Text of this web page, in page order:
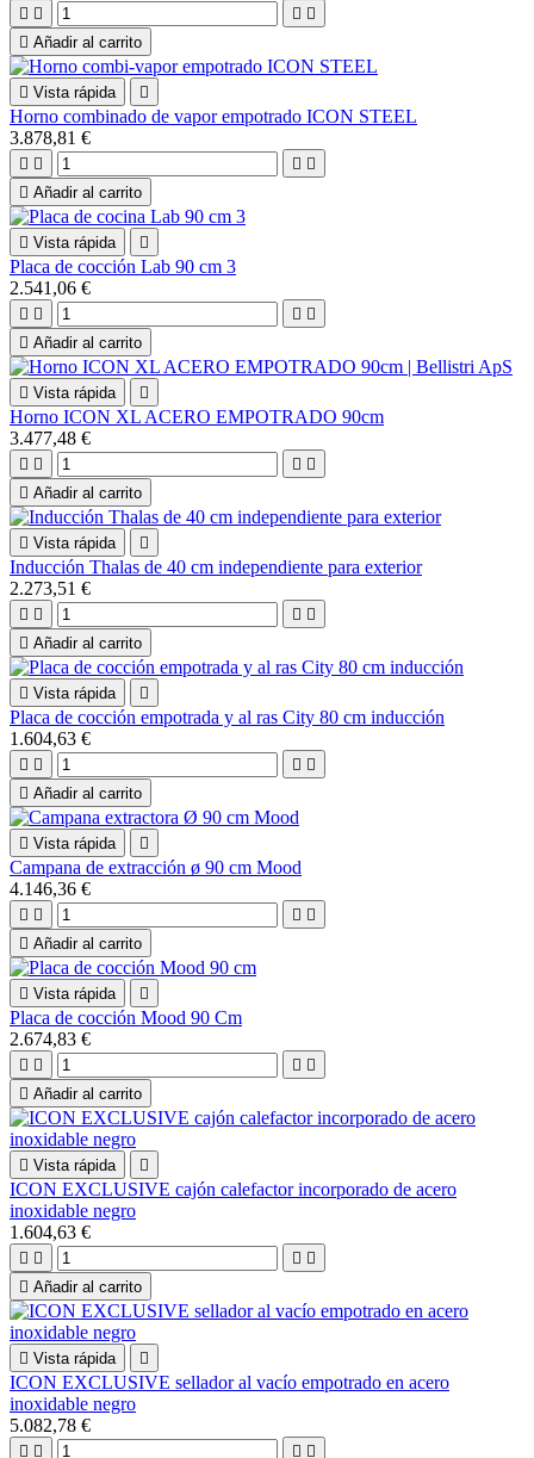
   
 Añadir al carrito
 Vista rápida 
Horno combinado de vapor empotrado ICON STEEL
3.878,81 €
   
 Añadir al carrito
 Vista rápida 
Placa de cocción Lab 90 cm 3
2.541,06 €
   
 Añadir al carrito
 Vista rápida 
Horno ICON XL ACERO EMPOTRADO 90cm
3.477,48 €
   
 Añadir al carrito
 Vista rápida 
Inducción Thalas de 40 cm independiente para exterior
2.273,51 €
   
 Añadir al carrito
 Vista rápida 
Placa de cocción empotrada y al ras City 80 cm inducción
1.604,63 €
   
 Añadir al carrito
 Vista rápida 
Campana de extracción ø 90 cm Mood
4.146,36 €
   
 Añadir al carrito
 Vista rápida 
Placa de cocción Mood 90 Cm
2.674,83 €
   
 Añadir al carrito
 Vista rápida 
ICON EXCLUSIVE cajón calefactor incorporado de acero
inoxidable negro
1.604,63 €
   
 Añadir al carrito
 Vista rápida 
ICON EXCLUSIVE sellador al vacío empotrado en acero
inoxidable negro
5.082,78 €
   